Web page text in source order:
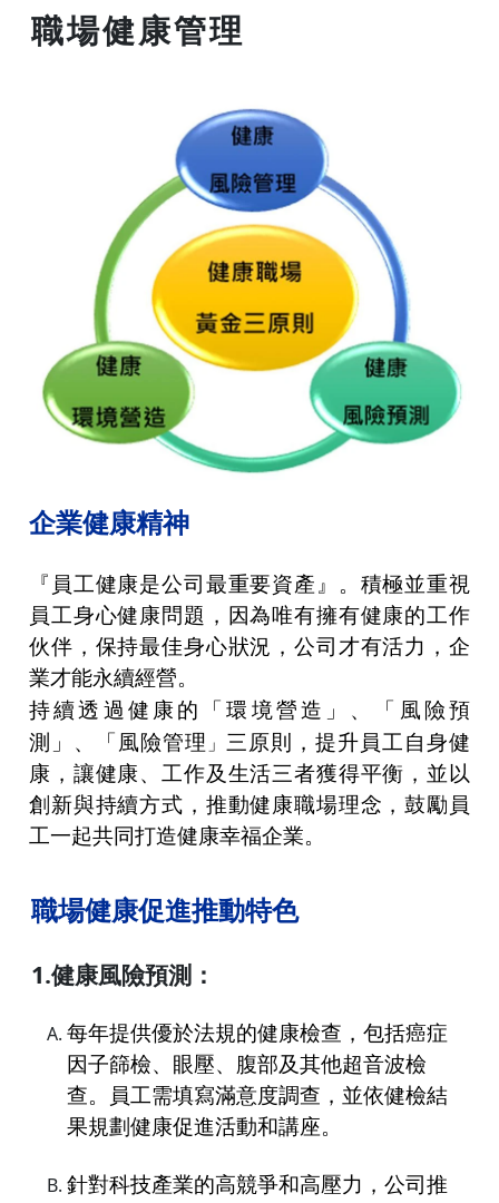
職場健康管理
企業健康精神
『員工健康是公司最重要資產』。積極並重視
員工身心健康問題，因為唯有擁有健康的工作
伙伴，保持最佳身心狀況，公司才有活力，企
業才能永續經營。
持續透過健康的「環境營造」、「風險預
測」、「風險管理 」 三原則
，提升員工自身健
康，讓健康、工作及生活三者獲得平衡，並以
創新與持續方式，推動健康職場理念，鼓勵員
工一起共同打造健康幸福企業。
職場健康促進推動特色
1.健康風險預測：
每年提供優於法規的健康檢查，包括癌症
因子篩檢、眼壓、腹部及其他超音波檢
查。員工需填寫滿意度調查，並依健檢結
果規劃健康促進活動和講座。
針對科技產業的高競爭和高壓力，公司推